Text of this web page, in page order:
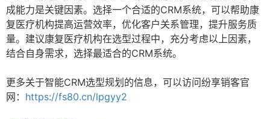
成能力是关键因素。选择一个合适的CRM系统，可以帮助康
复医疗机构提高运营效率，优化客户关系管理，提升服务质
量。建议康复医疗机构在选型过程中，充分考虑以上因素，
结合自身需求，选择最适合的CRM系统。
更多关于智能CRM选型规划的信息，可以访问纷享销客官
网： https://fs80.cn/lpgyy2